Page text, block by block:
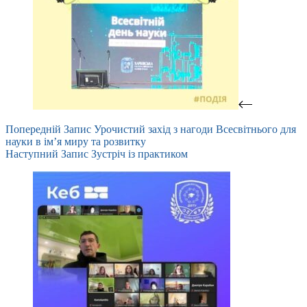
Попередній Запис Урочистий захід з нагоди Всесвітнього для
науки в імʼя миру та розвитку
Наступний Запис Зустріч із практиком